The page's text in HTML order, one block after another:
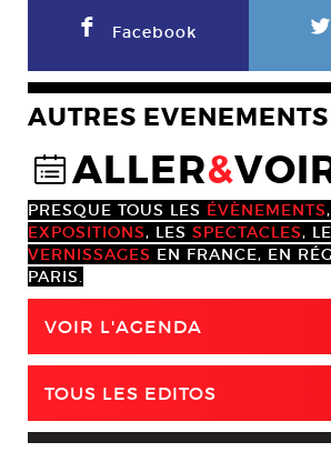
F Facebook L
AUTRES
@ALLER&
PRESQUE TOUS LES ÉVÈNEMENTS
EXPOSITIONS, LES SPECTACLES,
VERNISSAGES EN FRANCE, EN
PARIS.
VOIR L'AGENDA
TOUS LES EDITOS